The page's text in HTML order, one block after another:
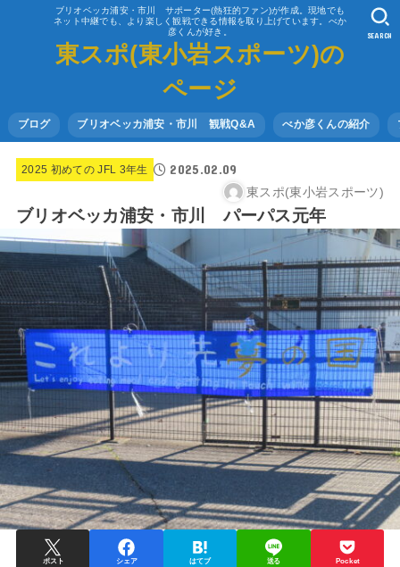
ブリオベッカ浦安・市川 サポーター(熱狂的ファン)が作成。現地でも
ネット中継でも、より楽しく観戦できる情報を取り上げています。べか
彦くんが好き。
東スポ(東小岩スポーツ)の
ページ
ブログ ブリオベッカ浦安・市川 観戦Q&A べか彦くんの紹介
SEARCH
2025 初めての JFL 3年生 2025.02.09
東スポ(東小岩スポーツ)
ブリオベッカ浦安・市川 パーパス元年
ポスト シェア はてブ 送る Pocket